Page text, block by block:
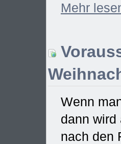
Mehr
Wenn
dann
nach den